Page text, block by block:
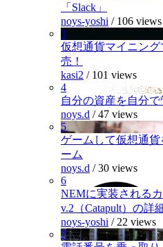
「Slack」
noys-yoshi / 106 views
3
仮想通貨マイニン
売！
kasi2 / 101 views
4
自分の資産を自分で
noys.d /47 views
5
ゲームして仮想通
ーム
noys.d /30 views
6
NEMに実装される
v.2（Catapult）の詳
noys-yoshi / 22 views
7